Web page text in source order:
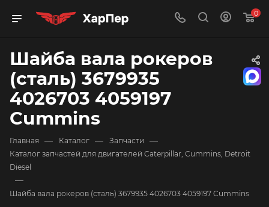
0
Шайба вала рокеров
(сталь) 3679935
4026703 4059197
Cummins
Главная — Каталог — Запчасти —
Каталог запчастей для двигателей Caterpillar, Cummins, Detroit
Diesel
—
Шайба вала рокеров (сталь) 3679935 4026703 4059197 Cummins